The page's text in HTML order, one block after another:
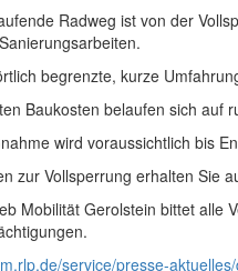
Radweg ist von der
begrenzte, kurze
Baukosten belaufen sich auf
wird voraussichtlich bis
zur Vollsperrung erhalten Sie
Mobilität Gerolstein bittet alle
service/presse-